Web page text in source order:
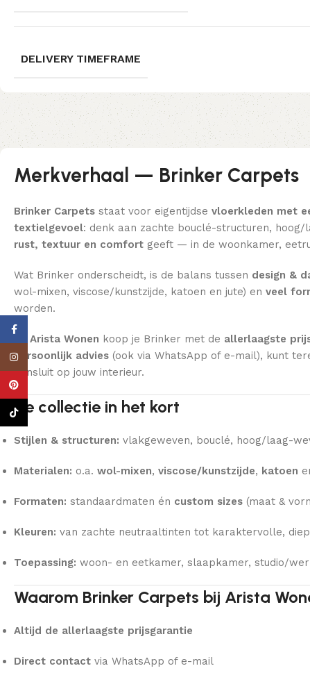
DELIVERY TIMEFRAME
Merkverhaal — Brinker Carpets
Brinker Carpets staat voor eigentijdse vloerkleden met
textielgevoel: denk aan zachte bouclé-structuren,
rust, textuur en comfort geeft — in de woonkamer,
Wat Brinker onderscheidt, is de balans tussen design &
wol-mixen, viscose/kunstzijde, katoen en jute) en veel
worden.
Bij Arista Wonen koop je Brinker met de allerlaagste
persoonlijk advies (ook via WhatsApp of e-mail), kunt
aansluit op jouw interieur.
De collectie in het kort
Stijlen & structuren: vlakgeweven, bouclé, hoog/laag-
Materialen: o.a. wol-mixen, viscose/kunstzijde, katoen
Formaten: standaardmaten én custom sizes (maat &
Kleuren: van zachte neutraaltinten tot karaktervolle,
Toepassing: woon- en eetkamer, slaapkamer, studio/
Waarom Brinker Carpets bij Arista
Altijd de allerlaagste prijsgarantie
Direct contact via WhatsApp of e-mail
Instagram
TikTok